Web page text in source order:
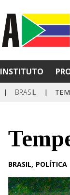
INSTITUTO
| BRASIL |
BRASIL POLÍTICA